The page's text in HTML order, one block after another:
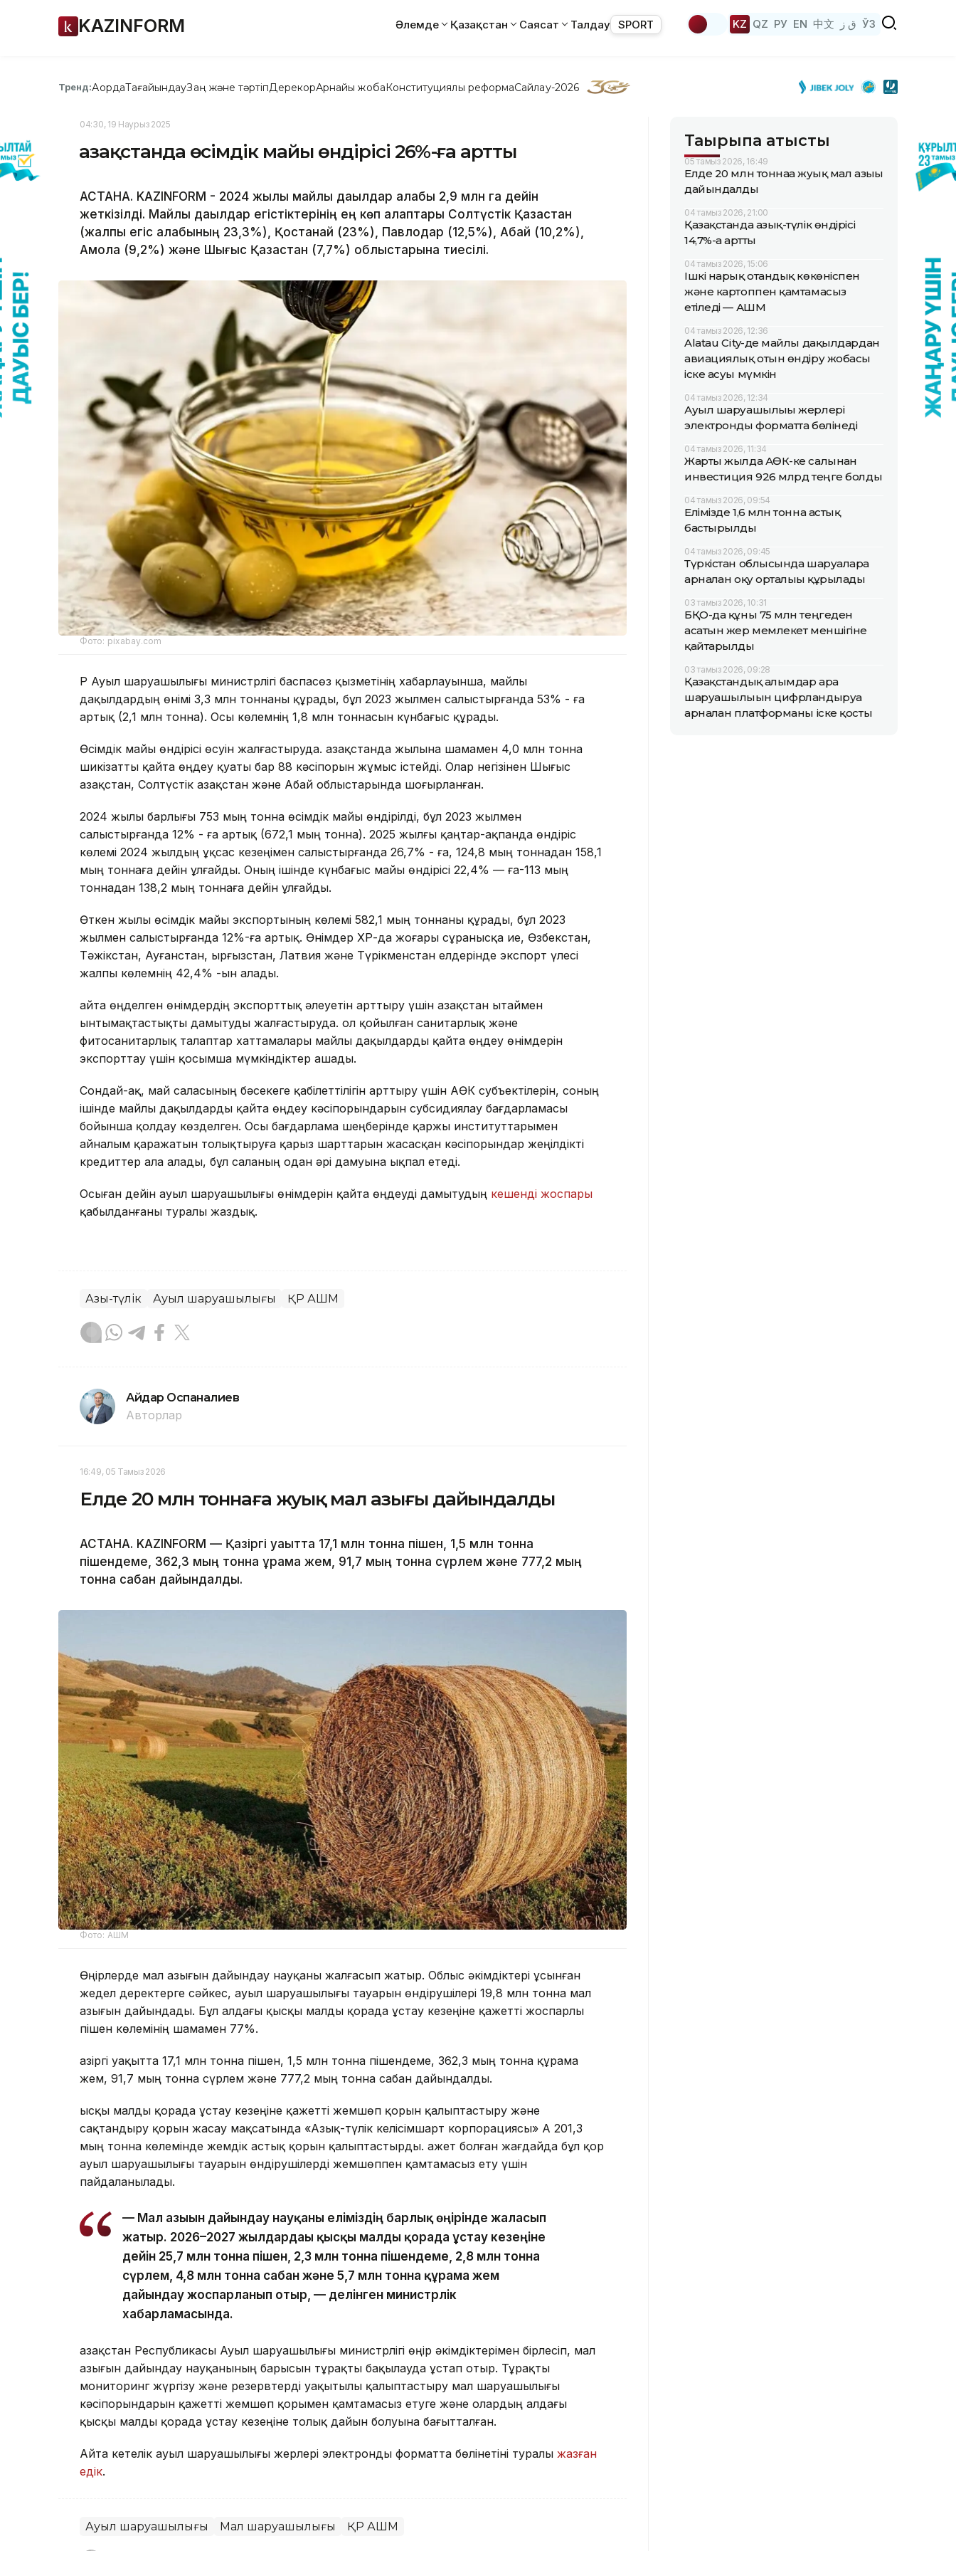
KAZINFORM Әлемде Қазақстан Саясат Талдау SPORT KZ QZ РУ EN 中文 ق ز ЎЗ
Тренд:АқордаТағайындауЗаң және тәртіпДерекқорАрнайы жобаКонституциялық реформаСайлау-2026
04:30, 19 Наурыз 2025
Қазақстанда өсімдік майы өндірісі 26%-ға артты
АСТАНА. KAZINFORM - 2024 жылы майлы дақылдар алқабы 2,9 млн га дейін
жеткізілді. Майлы дақылдар егістіктерінің ең көп алқаптары Солтүстік Қазақстан
(жалпы егіс алқабының 23,3%), Қостанай (23%), Павлодар (12,5%), Абай (10,2%),
Ақмола (9,2%) және Шығыс Қазақстан (7,7%) облыстарына тиесілі.
Фото: pixabay.com
ҚР Ауыл шаруашылығы министрлігі баспасөз қызметінің хабарлауынша, майлы
дақылдардың өнімі 3,3 млн тоннаны құрады, бұл 2023 жылмен салыстырғанда 53% - ға
артық (2,1 млн тонна). Осы көлемнің 1,8 млн тоннасын күнбағыс құрады.
Өсімдік майы өндірісі өсуін жалғастыруда. Қазақстанда жылына шамамен 4,0 млн тонна
шикізатты қайта өңдеу қуаты бар 88 кәсіпорын жұмыс істейді. Олар негізінен Шығыс
Қазақстан, Солтүстік Қазақстан және Абай облыстарында шоғырланған.
2024 жылы барлығы 753 мың тонна өсімдік майы өндірілді, бұл 2023 жылмен
салыстырғанда 12% - ға артық (672,1 мың тонна). 2025 жылғы қаңтар-ақпанда өндіріс
көлемі 2024 жылдың ұқсас кезеңімен салыстырғанда 26,7% - ға, 124,8 мың тоннадан 158,1
мың тоннаға дейін ұлғайды. Оның ішінде күнбағыс майы өндірісі 22,4% — ға-113 мың
тоннадан 138,2 мың тоннаға дейін ұлғайды.
Өткен жылы өсімдік майы экспортының көлемі 582,1 мың тоннаны құрады, бұл 2023
жылмен салыстырғанда 12%-ға артық. Өнімдер ҚХР-да жоғары сұранысқа ие, Өзбекстан,
Тәжікстан, Ауғанстан, Қырғызстан, Латвия және Түрікменстан елдерінде экспорт үлесі
жалпы көлемнің 42,4% -ын алады.
Қайта өңделген өнімдердің экспорттық әлеуетін арттыру үшін Қазақстан Қытаймен
ынтымақтастықты дамытуды жалғастыруда. Қол қойылған санитарлық және
фитосанитарлық талаптар хаттамалары майлы дақылдарды қайта өңдеу өнімдерін
экспорттау үшін қосымша мүмкіндіктер ашады.
Сондай-ақ, май саласының бәсекеге қабілеттілігін арттыру үшін АӨК субъектілерін, соның
ішінде майлы дақылдарды қайта өңдеу кәсіпорындарын субсидиялау бағдарламасы
бойынша қолдау көзделген. Осы бағдарлама шеңберінде қаржы институттарымен
айналым қаражатын толықтыруға қарыз шарттарын жасасқан кәсіпорындар жеңілдікті
кредиттер ала алады, бұл саланың одан әрі дамуына ықпал етеді.
Осыған дейін ауыл шаруашылығы өнімдерін қайта өңдеуді дамытудың кешенді жоспары
қабылданғаны туралы жаздық.
Азық-түлік Ауыл шаруашылығы ҚР АШМ
Айдар Оспаналиев
Авторлар
16:49, 05 Тамыз 2026
Елде 20 млн тоннаға жуық мал азығы дайындалды
АСТАНА. KAZINFORM — Қазіргі уақытта 17,1 млн тонна пішен, 1,5 млн тонна
пішендеме, 362,3 мың тонна құрама жем, 91,7 мың тонна сүрлем және 777,2 мың
тонна сабан дайындалды.
Фото: АШМ
Өңірлерде мал азығын дайындау науқаны жалғасып жатыр. Облыс әкімдіктері ұсынған
жедел деректерге сәйкес, ауыл шаруашылығы тауарын өндірушілері 19,8 млн тонна мал
азығын дайындады. Бұл алдағы қысқы малды қорада ұстау кезеңіне қажетті жоспарлы
пішен көлемінің шамамен 77%.
Қазіргі уақытта 17,1 млн тонна пішен, 1,5 млн тонна пішендеме, 362,3 мың тонна құрама
жем, 91,7 мың тонна сүрлем және 777,2 мың тонна сабан дайындалды.
Қысқы малды қорада ұстау кезеңіне қажетті жемшөп қорын қалыптастыру және
сақтандыру қорын жасау мақсатында «Азық-түлік келісімшарт корпорациясы» АҚ 201,3
мың тонна көлемінде жемдік астық қорын қалыптастырды. Қажет болған жағдайда бұл қор
ауыл шаруашылығы тауарын өндірушілерді жемшөппен қамтамасыз ету үшін
пайдаланылады.
— Мал азығын дайындау науқаны еліміздің барлық өңірінде жалғасып
жатыр. 2026–2027 жылдардағы қысқы малды қорада ұстау кезеңіне
дейін 25,7 млн тонна пішен, 2,3 млн тонна пішендеме, 2,8 млн тонна
сүрлем, 4,8 млн тонна сабан және 5,7 млн тонна құрама жем
дайындау жоспарланып отыр, — делінген министрлік
хабарламасында.
Қазақстан Республикасы Ауыл шаруашылығы министрлігі өңір әкімдіктерімен бірлесіп, мал
азығын дайындау науқанының барысын тұрақты бақылауда ұстап отыр. Тұрақты
мониторинг жүргізу және резервтерді уақытылы қалыптастыру мал шаруашылығы
кәсіпорындарын қажетті жемшөп қорымен қамтамасыз етуге және олардың алдағы
қысқы малды қорада ұстау кезеңіне толық дайын болуына бағытталған.
Айта кетелік ауыл шаруашылығы жерлері электронды форматта бөлінетіні туралы жазған
едік.
Ауыл шаруашылығы Мал шаруашылығы ҚР АШМ
Тақырыпқа қатысты
05 тамыз 2026, 16:49
Елде 20 млн тоннаға жуық мал азығы
дайындалды
04 тамыз 2026, 21:00
Қазақстанда азық-түлік өндірісі
14,7%-ға артты
04 тамыз 2026, 15:06
Ішкі нарық отандық көкөніспен
және картоппен қамтамасыз
етіледі — АШМ
04 тамыз 2026, 12:36
Alatau City-де майлы дақылдардан
авиациялық отын өндіру жобасы
іске асуы мүмкін
04 тамыз 2026, 12:34
Ауыл шаруашылығы жерлері
электронды форматта бөлінеді
04 тамыз 2026, 11:34
Жарты жылда АӨК-ке салынған
инвестиция 926 млрд теңге болды
04 тамыз 2026, 09:54
Елімізде 1,6 млн тонна астық
бастырылды
04 тамыз 2026, 09:45
Түркістан облысында шаруаларға
арналған оқу орталығы құрылады
03 тамыз 2026, 10:31
БҚО-да құны 75 млн теңгеден
асатын жер мемлекет меншігіне
қайтарылды
03 тамыз 2026, 09:28
Қазақстандық ғалымдар ара
шаруашылығын цифрландыруға
арналған платформаны іске қосты